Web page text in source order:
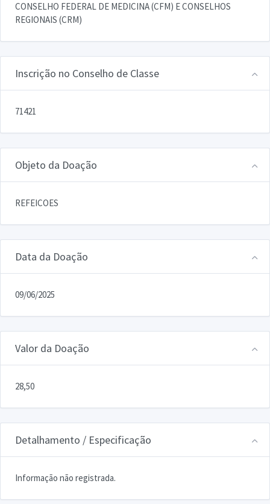
CONSELHO FEDERAL DE MEDICINA (CFM) E CONSELHOS
REGIONAIS (CRM)
Inscrição no Conselho de Classe
71421
Objeto da Doação
REFEICOES
Data da Doação
09/06/2025
Valor da Doação
28,50
Detalhamento / Especificação
Informação não registrada.